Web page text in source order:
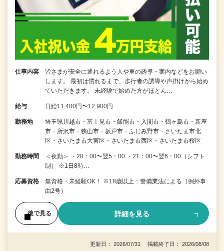
仕事内容
皆さまが安全に通れるよう人や車の誘導・案内などをお願い
します。 最初は慣れるまで、歩行者の誘導や声掛けから始め
ていただきます。 未経験で始めた方がほとん…
給与 日給11,400円〜12,900円
勤務地
埼玉県川越市・富士見市・飯能市・入間市・鶴ヶ島市・新座
市・所沢市・狭山市・坂戸市・ふじみ野市・さいたま市北
区・さいたま市大宮区・さいたま市西区・さいたま市桜区
勤務時間
＜夜勤＞ ・20：00〜翌5：00 ・21：00〜翌6：00（シフト
制） ※1日8時…
応募資格
無資格・未経験OK！ ※18歳以上：警備業法による（例外事
由2号）
後で見る 詳細を見る
更新日： 2026/07/31 掲載終了日： 2026/08/08